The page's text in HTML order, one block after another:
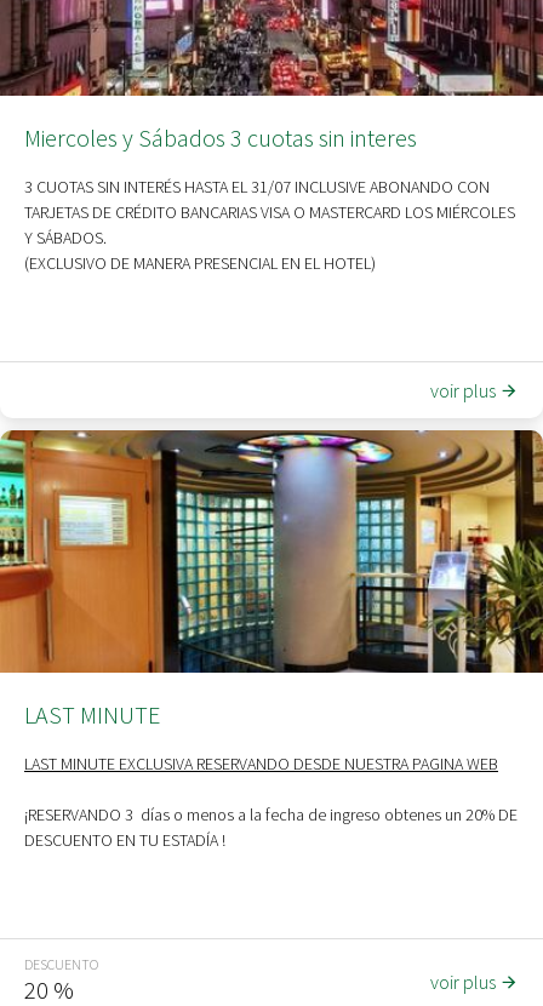
Miercoles y Sábados 3 cuotas sin interes
3 CUOTAS SIN INTERÉS HASTA EL 31/07 INCLUSIVE ABONANDO CON
TARJETAS DE CRÉDITO BANCARIAS VISA O MASTERCARD LOS MIÉRCOLES
Y SÁBADOS.
(EXCLUSIVO DE MANERA PRESENCIAL EN EL HOTEL)
voir plus
LAST MINUTE
LAST MINUTE EXCLUSIVA RESERVANDO DESDE NUESTRA PAGINA WEB
¡RESERVANDO 3 días o menos a la fecha de ingreso obtenes un 20% DE
DESCUENTO EN TU ESTADÍA !
NO ACUMULABLE CON OTRAS PROMOCIONES
DESCUENTO
20 % voir plus